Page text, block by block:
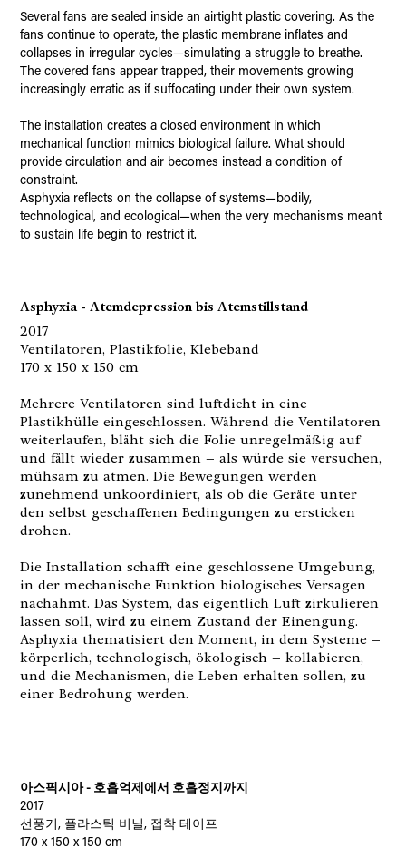
Several fans are sealed inside an airtight plastic covering. As the
fans continue to operate, the plastic membrane inflates and
collapses in irregular cycles—simulating a struggle to breathe.
The covered fans appear trapped, their movements growing
increasingly erratic as if suffocating under their own system.
The installation creates a closed environment in which
mechanical function mimics biological failure. What should
provide circulation and air becomes instead a condition of
constraint.
Asphyxia reflects on the collapse of systems—bodily,
technological, and ecological—when the very mechanisms meant
to sustain life begin to restrict it.
Asphyxia - Atemdepression bis Atemstillstand
2017
Ventilatoren, Plastikfolie, Klebeband
170 x 150 x 150 cm
Mehrere Ventilatoren sind luftdicht in eine
Plastikhülle eingeschlossen. Während die Ventilatoren
weiterlaufen, bläht sich die Folie unregelmäßig auf
und fällt wieder zusammen – als würde sie versuchen,
mühsam zu atmen. Die Bewegungen werden
zunehmend unkoordiniert, als ob die Geräte unter
den selbst geschaffenen Bedingungen zu ersticken
drohen.
Die Installation schafft eine geschlossene Umgebung,
in der mechanische Funktion biologisches Versagen
nachahmt. Das System, das eigentlich Luft zirkulieren
lassen soll, wird zu einem Zustand der Einengung.
Asphyxia thematisiert den Moment, in dem Systeme –
körperlich, technologisch, ökologisch – kollabieren,
und die Mechanismen, die Leben erhalten sollen, zu
einer Bedrohung werden.
아스픽시아 - 호흡억제에서 호흡정지까지
2017
선풍기, 플라스틱 비닐, 접착 테이프
170 x 150 x 150 cm